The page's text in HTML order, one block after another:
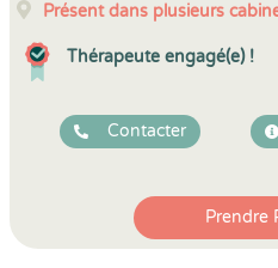
Présent dans plusieurs
Thérapeute engagé(e) !
Contacter
Prendre